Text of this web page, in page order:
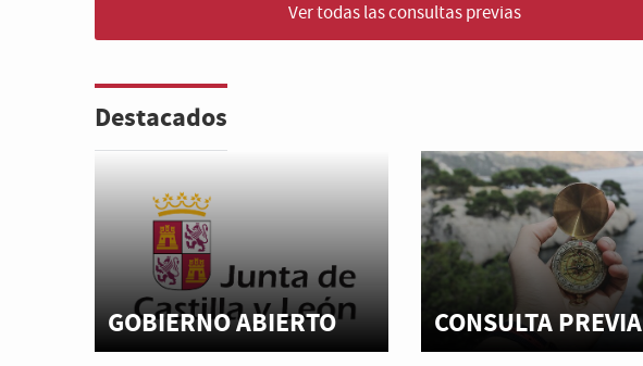
Ver todas las consultas previas
Destacados
GOBIERNO ABIERTO CONSULTA PREVIA